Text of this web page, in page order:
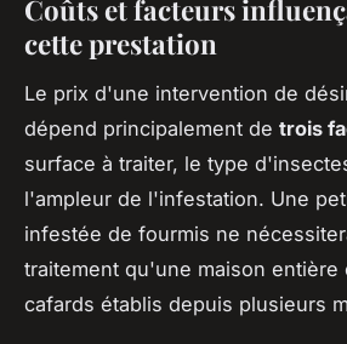
Coûts et facteurs
cette prestation
Le prix d'une intervention de
dépend principalement de trois
surface à traiter, le type
l'ampleur de l'infestation. Une
infestée de fourmis ne
traitement qu'une maison entière
cafards établis depuis plusieurs